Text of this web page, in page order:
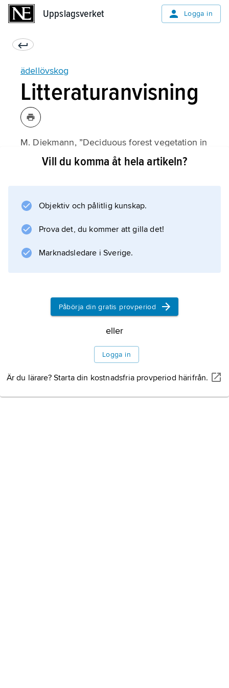
Uppslagsverket Logga in
ädellövskog
Litteraturanvisning
M. Diekmann, ”Deciduous forest vegetation in
Boreo-nemoral Scandinavia”,
Information om artikeln
Vill du komma åt hela artikeln?
Objektiv och pålitlig kunskap.
Prova det, du kommer att gilla det!
Marknadsledare i Sverige.
Påbörja din gratis provperiod
eller
Logga in
Är du lärare? Starta din kostnadsfria provperiod härifrån.